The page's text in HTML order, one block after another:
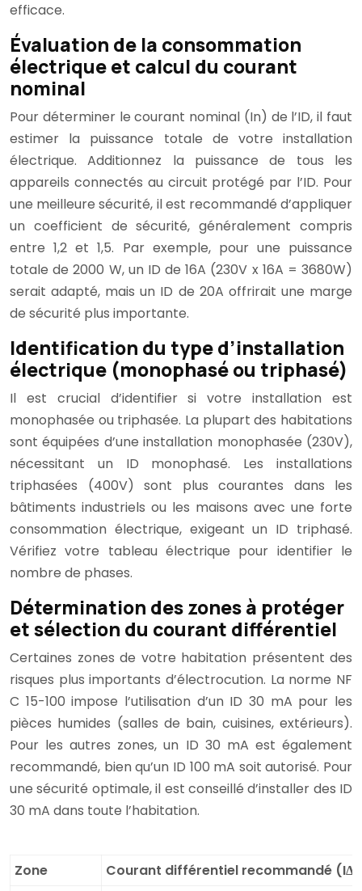
efficace.
Évaluation de la consommation
électrique et calcul du courant
nominal
Pour déterminer le courant nominal (In) de l’ID, il faut
estimer la puissance totale de votre installation
électrique. Additionnez la puissance de tous les
appareils connectés au circuit protégé par l’ID. Pour
une meilleure sécurité, il est recommandé d’appliquer
un coefficient de sécurité, généralement compris
entre 1,2 et 1,5. Par exemple, pour une puissance
totale de 2000 W, un ID de 16A (230V x 16A = 3680W)
serait adapté, mais un ID de 20A offrirait une marge
de sécurité plus importante.
Identification du type d’installation
électrique (monophasé ou triphasé)
Il est crucial d’identifier si votre installation est
monophasée ou triphasée. La plupart des habitations
sont équipées d’une installation monophasée (230V),
nécessitant un ID monophasé. Les installations
triphasées (400V) sont plus courantes dans les
bâtiments industriels ou les maisons avec une forte
consommation électrique, exigeant un ID triphasé.
Vérifiez votre tableau électrique pour identifier le
nombre de phases.
Détermination des zones à protéger
et sélection du courant différentiel
Certaines zones de votre habitation présentent des
risques plus importants d’électrocution. La norme NF
C 15-100 impose l’utilisation d’un ID 30 mA pour les
pièces humides (salles de bain, cuisines, extérieurs).
Pour les autres zones, un ID 30 mA est également
recommandé, bien qu’un ID 100 mA soit autorisé. Pour
une sécurité optimale, il est conseillé d’installer des ID
30 mA dans toute l’habitation.
Zone
Courant différentiel recommandé